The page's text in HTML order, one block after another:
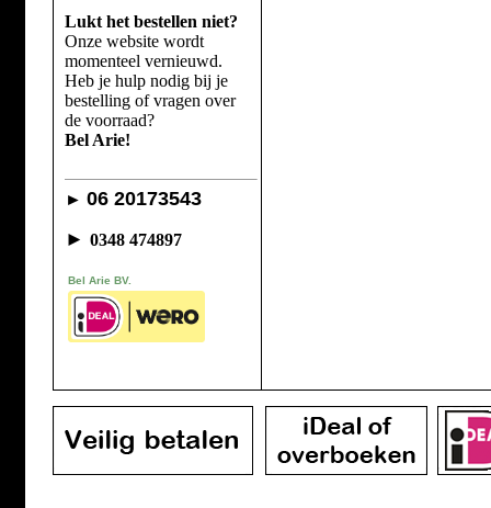
Lukt het bestellen niet?
Onze website wordt
momenteel vernieuwd.
Heb je hulp nodig bij je
bestelling of vragen over
de voorraad?
Bel Arie!
► 06 20173543
► 0348 474897
Bel Arie BV.